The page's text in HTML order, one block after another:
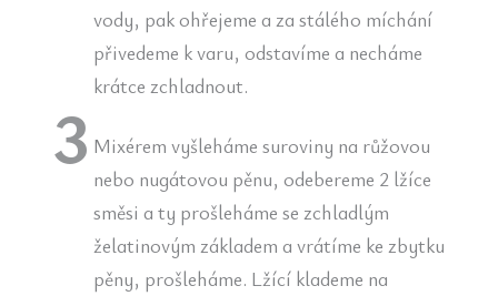
vody, pak ohřejeme a za stálého míchání
přivedeme k varu, odstavíme a necháme
krátce zchladnout.
Mixérem vyšleháme suroviny na růžovou
nebo nugátovou pěnu, odebereme 2 lžíce
směsi a ty prošleháme se zchladlým
želatinovým základem a vrátíme ke zbytku
pěny, prošleháme. Lžící klademe na